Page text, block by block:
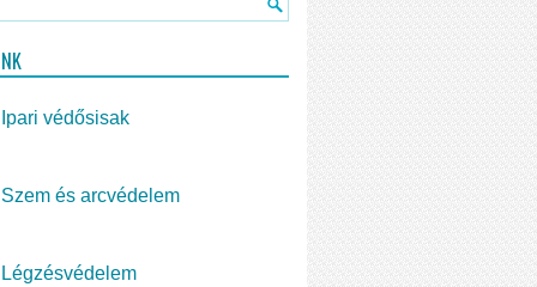
Ipari védősisak
Szem és arcvédelem
Légzésvédelem